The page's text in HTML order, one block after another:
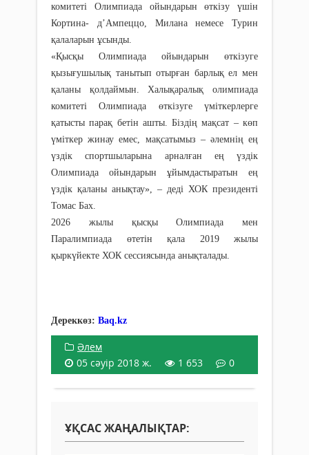
комитеті Олимпиада ойындарын өткізу үшін
Кортина- д’Ампеццо, Милана немесе Турин
қалаларын ұсынды.
«Қысқы Олимпиада ойындарын өткізуге
қызығушылық танытып отырған барлық ел мен
қаланы қолдаймын. Халықаралық олимпиада
комитеті Олимпиада өткізуге үміткерлерге
қатысты парақ бетін ашты. Біздің мақсат – көп
үміткер жинау емес, мақсатымыз – әлемнің ең
үздік спортшыларына арналған ең үздік
Олимпиада ойындарын ұйымдастыратын ең
үздік қаланы анықтау», – деді ХОК президенті
Томас Бах.
2026 жылы қысқы Олимпиада мен
Паралимпиада өтетін қала 2019 жылы
қыркүйекте ХОК сессиясында анықталады.
Дереккөз: Baq.kz
Әлем
05 сәуір 2018 ж.
1 653 0
ҰҚСАС ЖАҢАЛЫҚТАР: